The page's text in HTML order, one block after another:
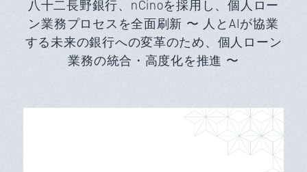
八十二長野銀行、nCinoを採用し、個人ロー
ン業務プロセスを全面刷新 〜 人とAIが協業
する未来の銀行への変革のため、個人ローン
業務の統合・高度化を推進 〜